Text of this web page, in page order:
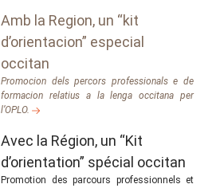
Amb la Region, un “kit
d’orientacion” especial
occitan
Promocion dels percors professionals e de
formacion relatius a la lenga occitana per
l’OPLO.
Avec la Région, un “Kit
d’orientation” spécial occitan
Promotion des parcours professionnels et